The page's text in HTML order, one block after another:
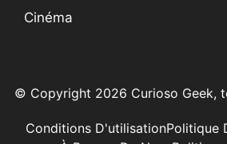
Cinéma
© Copyright 2026 Curioso Geek,
Politique
Conditions D'utilisation